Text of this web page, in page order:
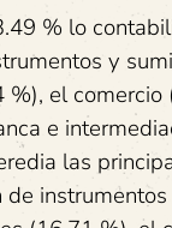
% lo
y
el comercio
e
las
de